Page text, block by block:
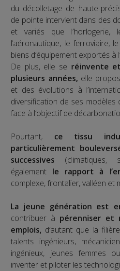
du décolletage de haute-
de pointe intervient dans des
et variés que l’horlogerie,
l’aéronautique, le ferroviaire,
biens d’équipement exportés à
De plus, elle se réinvente
plusieurs années, elle
et des évolutions à
diversification de ses modèles
face à l’objectif de
Pourtant, ce tissu
particulièrement
successives (climatiques,
également le rapport à
complexe, frontalier, valléen et
La jeune génération est
contribuer à pérenniser et
emplois, d’autant que la
talents ingénieurs,
ingénieux, jeunes femmes
inventer et piloter les